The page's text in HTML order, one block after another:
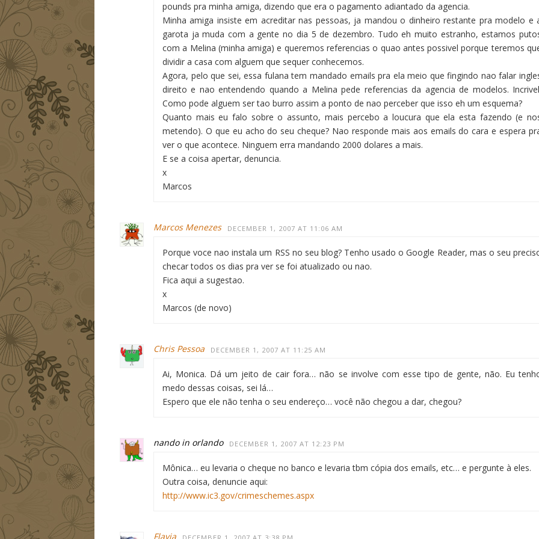
pounds pra minha amiga, dizendo que era o pagamento adiantado da agencia.
Minha amiga insiste em acreditar nas pessoas, ja mandou o dinheiro restante pra modelo e
garota ja muda com a gente no dia 5 de dezembro. Tudo eh muito estranho, estamos
com a Melina (minha amiga) e queremos referencias o quao antes possivel porque teremos
dividir a casa com alguem que sequer conhecemos.
Agora, pelo que sei, essa fulana tem mandado emails pra ela meio que fingindo nao falar
direito e nao entendendo quando a Melina pede referencias da agencia de modelos.
Como pode alguem ser tao burro assim a ponto de nao perceber que isso eh um esquema?
Quanto mais eu falo sobre o assunto, mais percebo a loucura que ela esta fazendo (e
metendo). O que eu acho do seu cheque? Nao responde mais aos emails do cara e espera
ver o que acontece. Ninguem erra mandando 2000 dolares a mais.
E se a coisa apertar, denuncia.
x
Marcos
Marcos Menezes DECEMBER 1, 2007 AT 11:06 AM
Porque voce nao instala um RSS no seu blog? Tenho usado o Google Reader, mas o seu
checar todos os dias pra ver se foi atualizado ou nao.
Fica aqui a sugestao.
x
Marcos (de novo)
Chris Pessoa DECEMBER 1, 2007 AT 11:25 AM
Ai, Monica. Dá um jeito de cair fora… não se involve com esse tipo de gente, não. Eu
medo dessas coisas, sei lá…
Espero que ele não tenha o seu endereço… você não chegou a dar, chegou?
nando in orlando DECEMBER 1, 2007 AT 12:23 PM
Mônica… eu levaria o cheque no banco e levaria tbm cópia dos emails, etc… e pergunte à eles.
Outra coisa, denuncie aqui:
http://www.ic3.gov/crimeschemes.aspx
Flavia